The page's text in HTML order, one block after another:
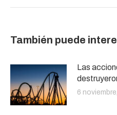
También puede
Las
6